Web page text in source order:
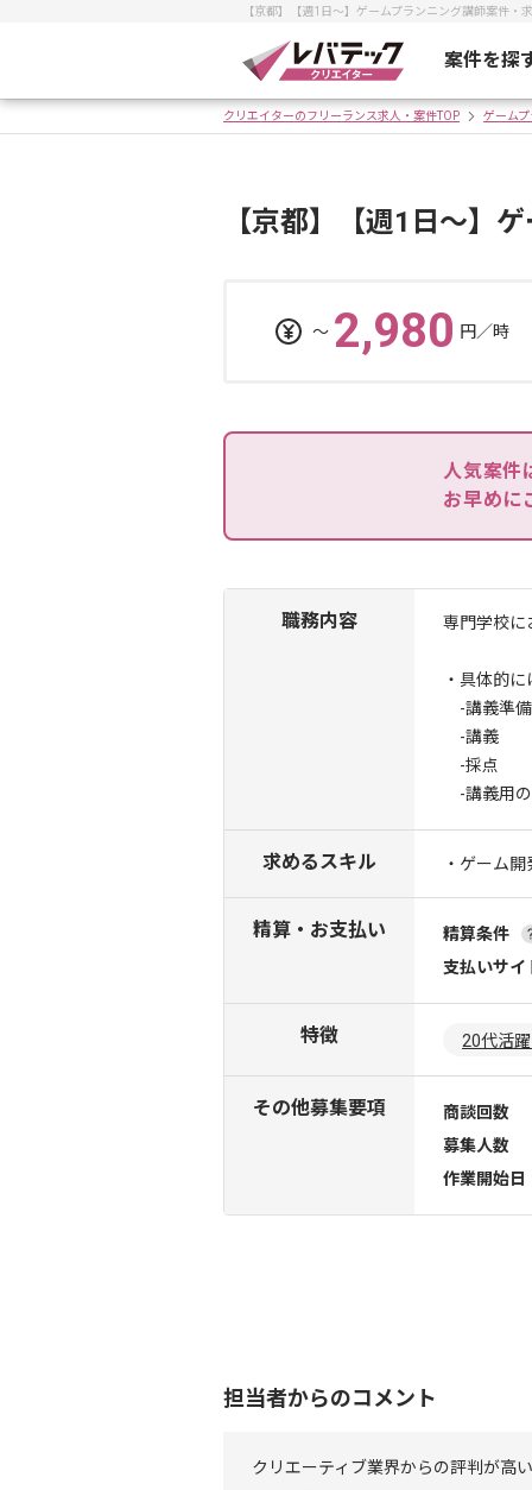
【京都】【週1日～】ゲームプランニング講師案件
案件を探
クリエイターのフリーランス求人・案件TOP ゲーム
【京都】【週1日～】
〜 2,980 円／時
人気案件
お早めに
職務内容 専門学校に
・具体的
-講義準備
-講義
-採点
-講義用
求めるスキル ・ゲーム
精算・お支払い
精算条件
支払いサイ
特徴 20代活
その他募集要項
商談回数
募集人数
作業開始日
担当者からのコメント
クリエーティブ業界からの評判が高